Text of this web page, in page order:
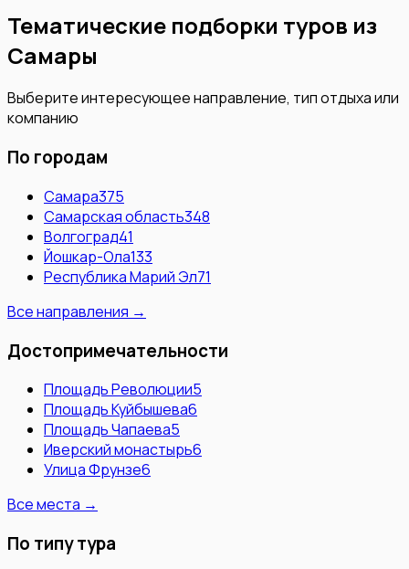
Тематические подборки туров из
Самары
Выберите интересующее направление, тип отдыха или
компанию
По городам
Самара375
Самарская область348
Волгоград41
Йошкар-Ола133
Республика Марий Эл71
Все направления →
Достопримечательности
Площадь Революции5
Площадь Куйбышева6
Площадь Чапаева5
Иверский монастырь6
Улица Фрунзе6
Все места →
По типу тура